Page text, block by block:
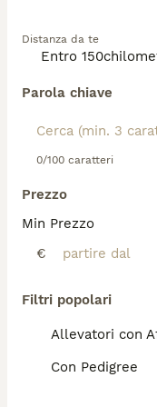
Distanza da te
Parola chiave
0/100 caratteri
Prezzo
Min Prezzo
€
Filtri popolari
Allevatori con
Con Pedigree